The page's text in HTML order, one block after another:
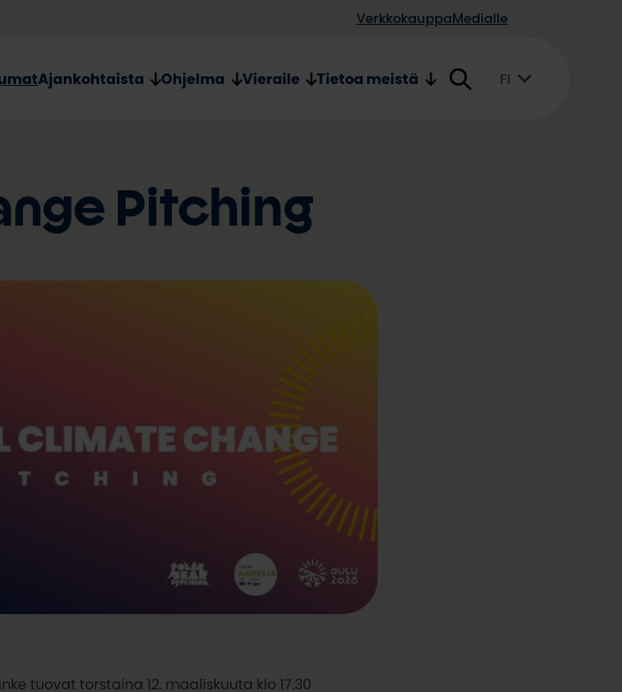
Verkkokauppa Medialle
Ajankohtaista Ohjelma Vieraile Tietoa meistä FI
Pitching
tuovat torstaina 12. maaliskuuta klo 17.30